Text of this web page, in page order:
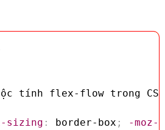
tính flex-flow trong CSS
sizing : border-box ;
-moz-